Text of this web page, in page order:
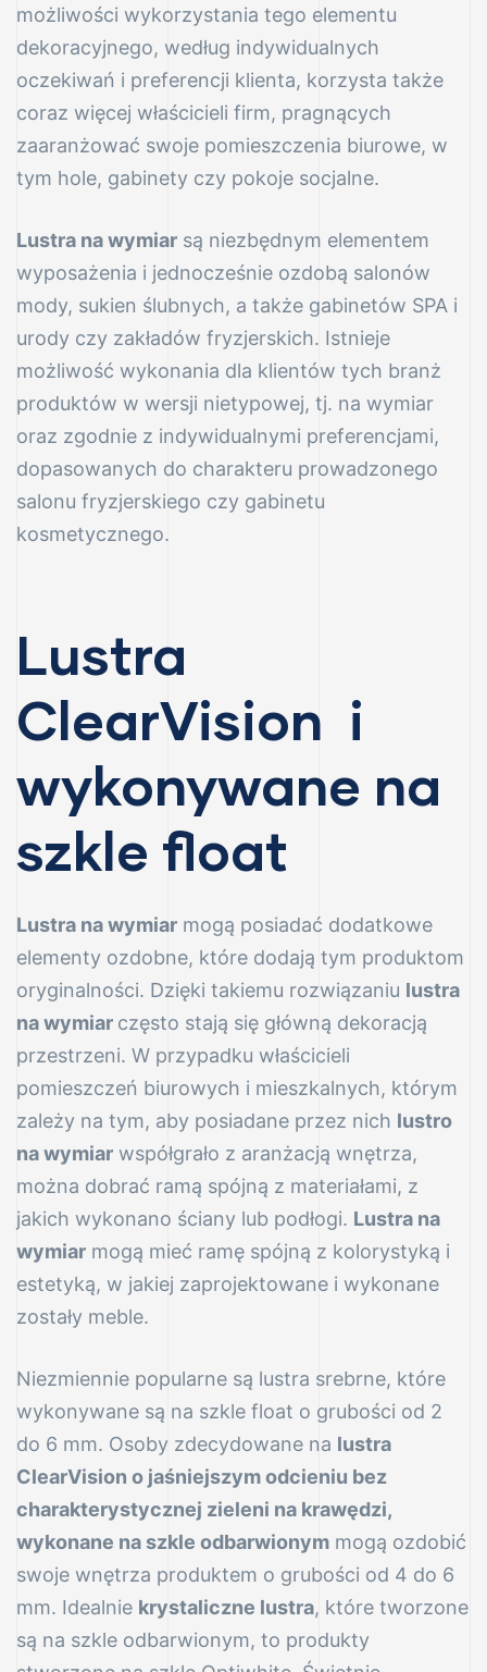
możliwości wykorzystania tego elementu
dekoracyjnego, według indywidualnych
oczekiwań i preferencji klienta, korzysta także
coraz więcej właścicieli firm, pragnących
zaaranżować swoje pomieszczenia biurowe, w
tym hole, gabinety czy pokoje socjalne.
Lustra na wymiar są niezbędnym elementem
wyposażenia i jednocześnie ozdobą salonów
mody, sukien ślubnych, a także gabinetów SPA i
urody czy zakładów fryzjerskich. Istnieje
możliwość wykonania dla klientów tych branż
produktów w wersji nietypowej, tj. na wymiar
oraz zgodnie z indywidualnymi preferencjami,
dopasowanych do charakteru prowadzonego
salonu fryzjerskiego czy gabinetu
kosmetycznego.
Lustra
ClearVision i
wykonywane na
szkle float
Lustra na wymiar mogą posiadać dodatkowe
elementy ozdobne, które dodają tym produktom
oryginalności. Dzięki takiemu rozwiązaniu lustra
na wymiar często stają się główną dekoracją
przestrzeni. W przypadku właścicieli
pomieszczeń biurowych i mieszkalnych, którym
zależy na tym, aby posiadane przez nich lustro
na wymiar współgrało z aranżacją wnętrza,
można dobrać ramą spójną z materiałami, z
jakich wykonano ściany lub podłogi. Lustra na
wymiar mogą mieć ramę spójną z kolorystyką i
estetyką, w jakiej zaprojektowane i wykonane
zostały meble.
Niezmiennie popularne są lustra srebrne, które
wykonywane są na szkle float o grubości od 2
do 6 mm. Osoby zdecydowane na lustra
ClearVision o jaśniejszym odcieniu bez
charakterystycznej zieleni na krawędzi,
wykonane na szkle odbarwionym mogą ozdobić
swoje wnętrza produktem o grubości od 4 do 6
mm. Idealnie krystaliczne lustra, które tworzone
są na szkle odbarwionym, to produkty